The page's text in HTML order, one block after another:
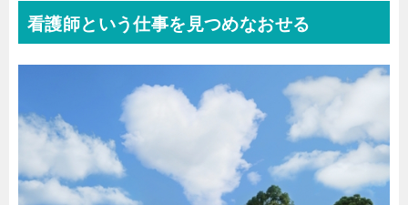
看護師という仕事を見つめなおせる